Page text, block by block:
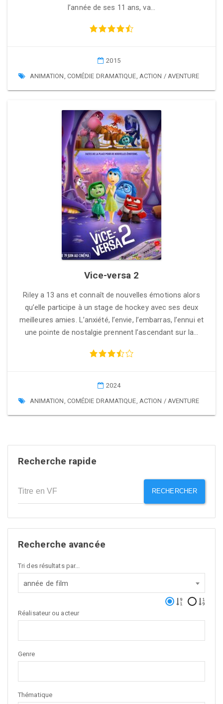
l’année de ses 11 ans, va…
2015
ANIMATION, COMÉDIE DRAMATIQUE, ACTION / AVENTURE
Vice-versa 2
Riley a 13 ans et connaît de nouvelles émotions alors
qu’elle participe à un stage de hockey avec ses deux
meilleures amies. L’anxiété, l’envie, l’embarras, l’ennui et
une pointe de nostalgie prennent l’ascendant sur la…
2024
ANIMATION, COMÉDIE DRAMATIQUE, ACTION / AVENTURE
Recherche rapide
RECHERCHER
Recherche avancée
Tri des résultats par...
année de film
Réalisateur ou acteur
Genre
Thématique